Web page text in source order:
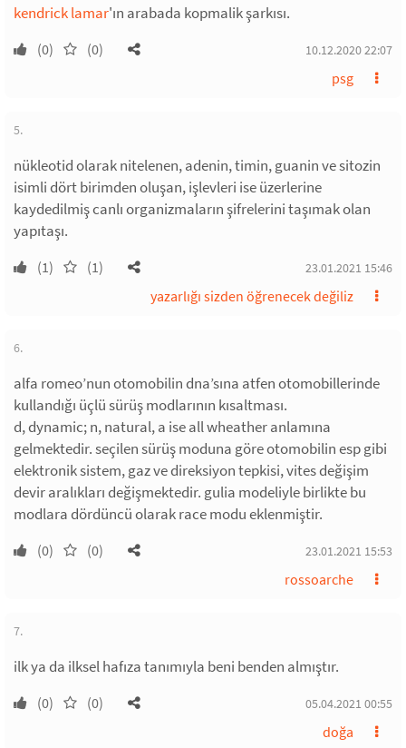
kendrick lamar'ın arabada kopmalik şarkısı.
(0) (0) 10.12.2020 22:07
psg
5.
nükleotid olarak nitelenen, adenin, timin, guanin ve sitozin
isimli dört birimden oluşan, işlevleri ise üzerlerine
kaydedilmiş canlı organizmaların şifrelerini taşımak olan
yapıtaşı.
(1) (1) 23.01.2021 15:46
yazarlığı sizden öğrenecek değiliz
6.
alfa romeo’nun otomobilin dna’sına atfen otomobillerinde
kullandığı üçlü sürüş modlarının kısaltması.
d, dynamic; n, natural, a ise all wheather anlamına
gelmektedir. seçilen sürüş moduna göre otomobilin esp gibi
elektronik sistem, gaz ve direksiyon tepkisi, vites değişim
devir aralıkları değişmektedir. gulia modeliyle birlikte bu
modlara dördüncü olarak race modu eklenmiştir.
(0) (0) 23.01.2021 15:53
rossoarche
7.
ilk ya da ilksel hafıza tanımıyla beni benden almıştır.
(0) (0) 05.04.2021 00:55
doğa